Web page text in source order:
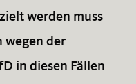
werden muss
wegen der
in diesen Fällen